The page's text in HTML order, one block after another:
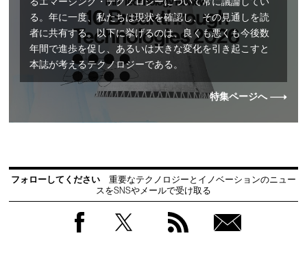
る。年に一度、私たちは現状を確認し、その見通しを読
者に共有する。以下に挙げるのは、良くも悪くも今後数
年間で進歩を促し、あるいは大きな変化を引き起こすと
本誌が考えるテクノロジーである。
特集ページへ
フォローしてください
重要なテクノロジーとイノベーションのニュー
スをSNSやメールで受け取る